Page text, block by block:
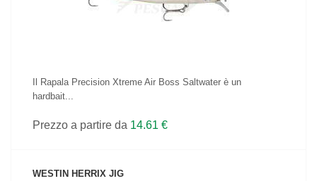
Il Rapala Precision Xtreme Air Boss Saltwater è un
hardbait...
Prezzo a partire da 14.61 €
WESTIN HERRIX JIG